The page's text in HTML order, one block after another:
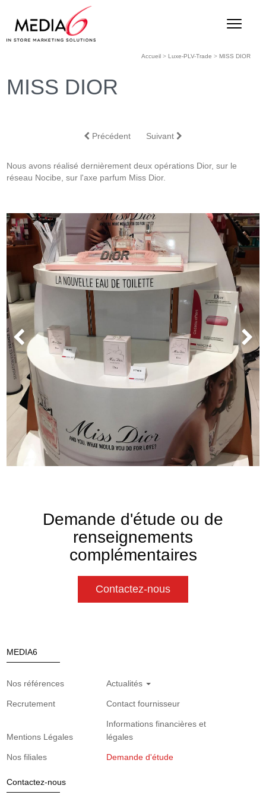
Accueil> Luxe-PLV-Trade > MISS DIOR
MISS DIOR
Précédent Suivant
Nous avons réalisé dernièrement deux opérations Dior, sur le
réseau Nocibe, sur l'axe parfum Miss Dior.
Demande d'étude ou de
renseignements
complémentaires
Contactez-nous
MEDIA6
Nos références Actualités
Recrutement Contact fournisseur
Mentions Légales
Informations financières et
légales
Nos filiales Demande d'étude
Contactez-nous